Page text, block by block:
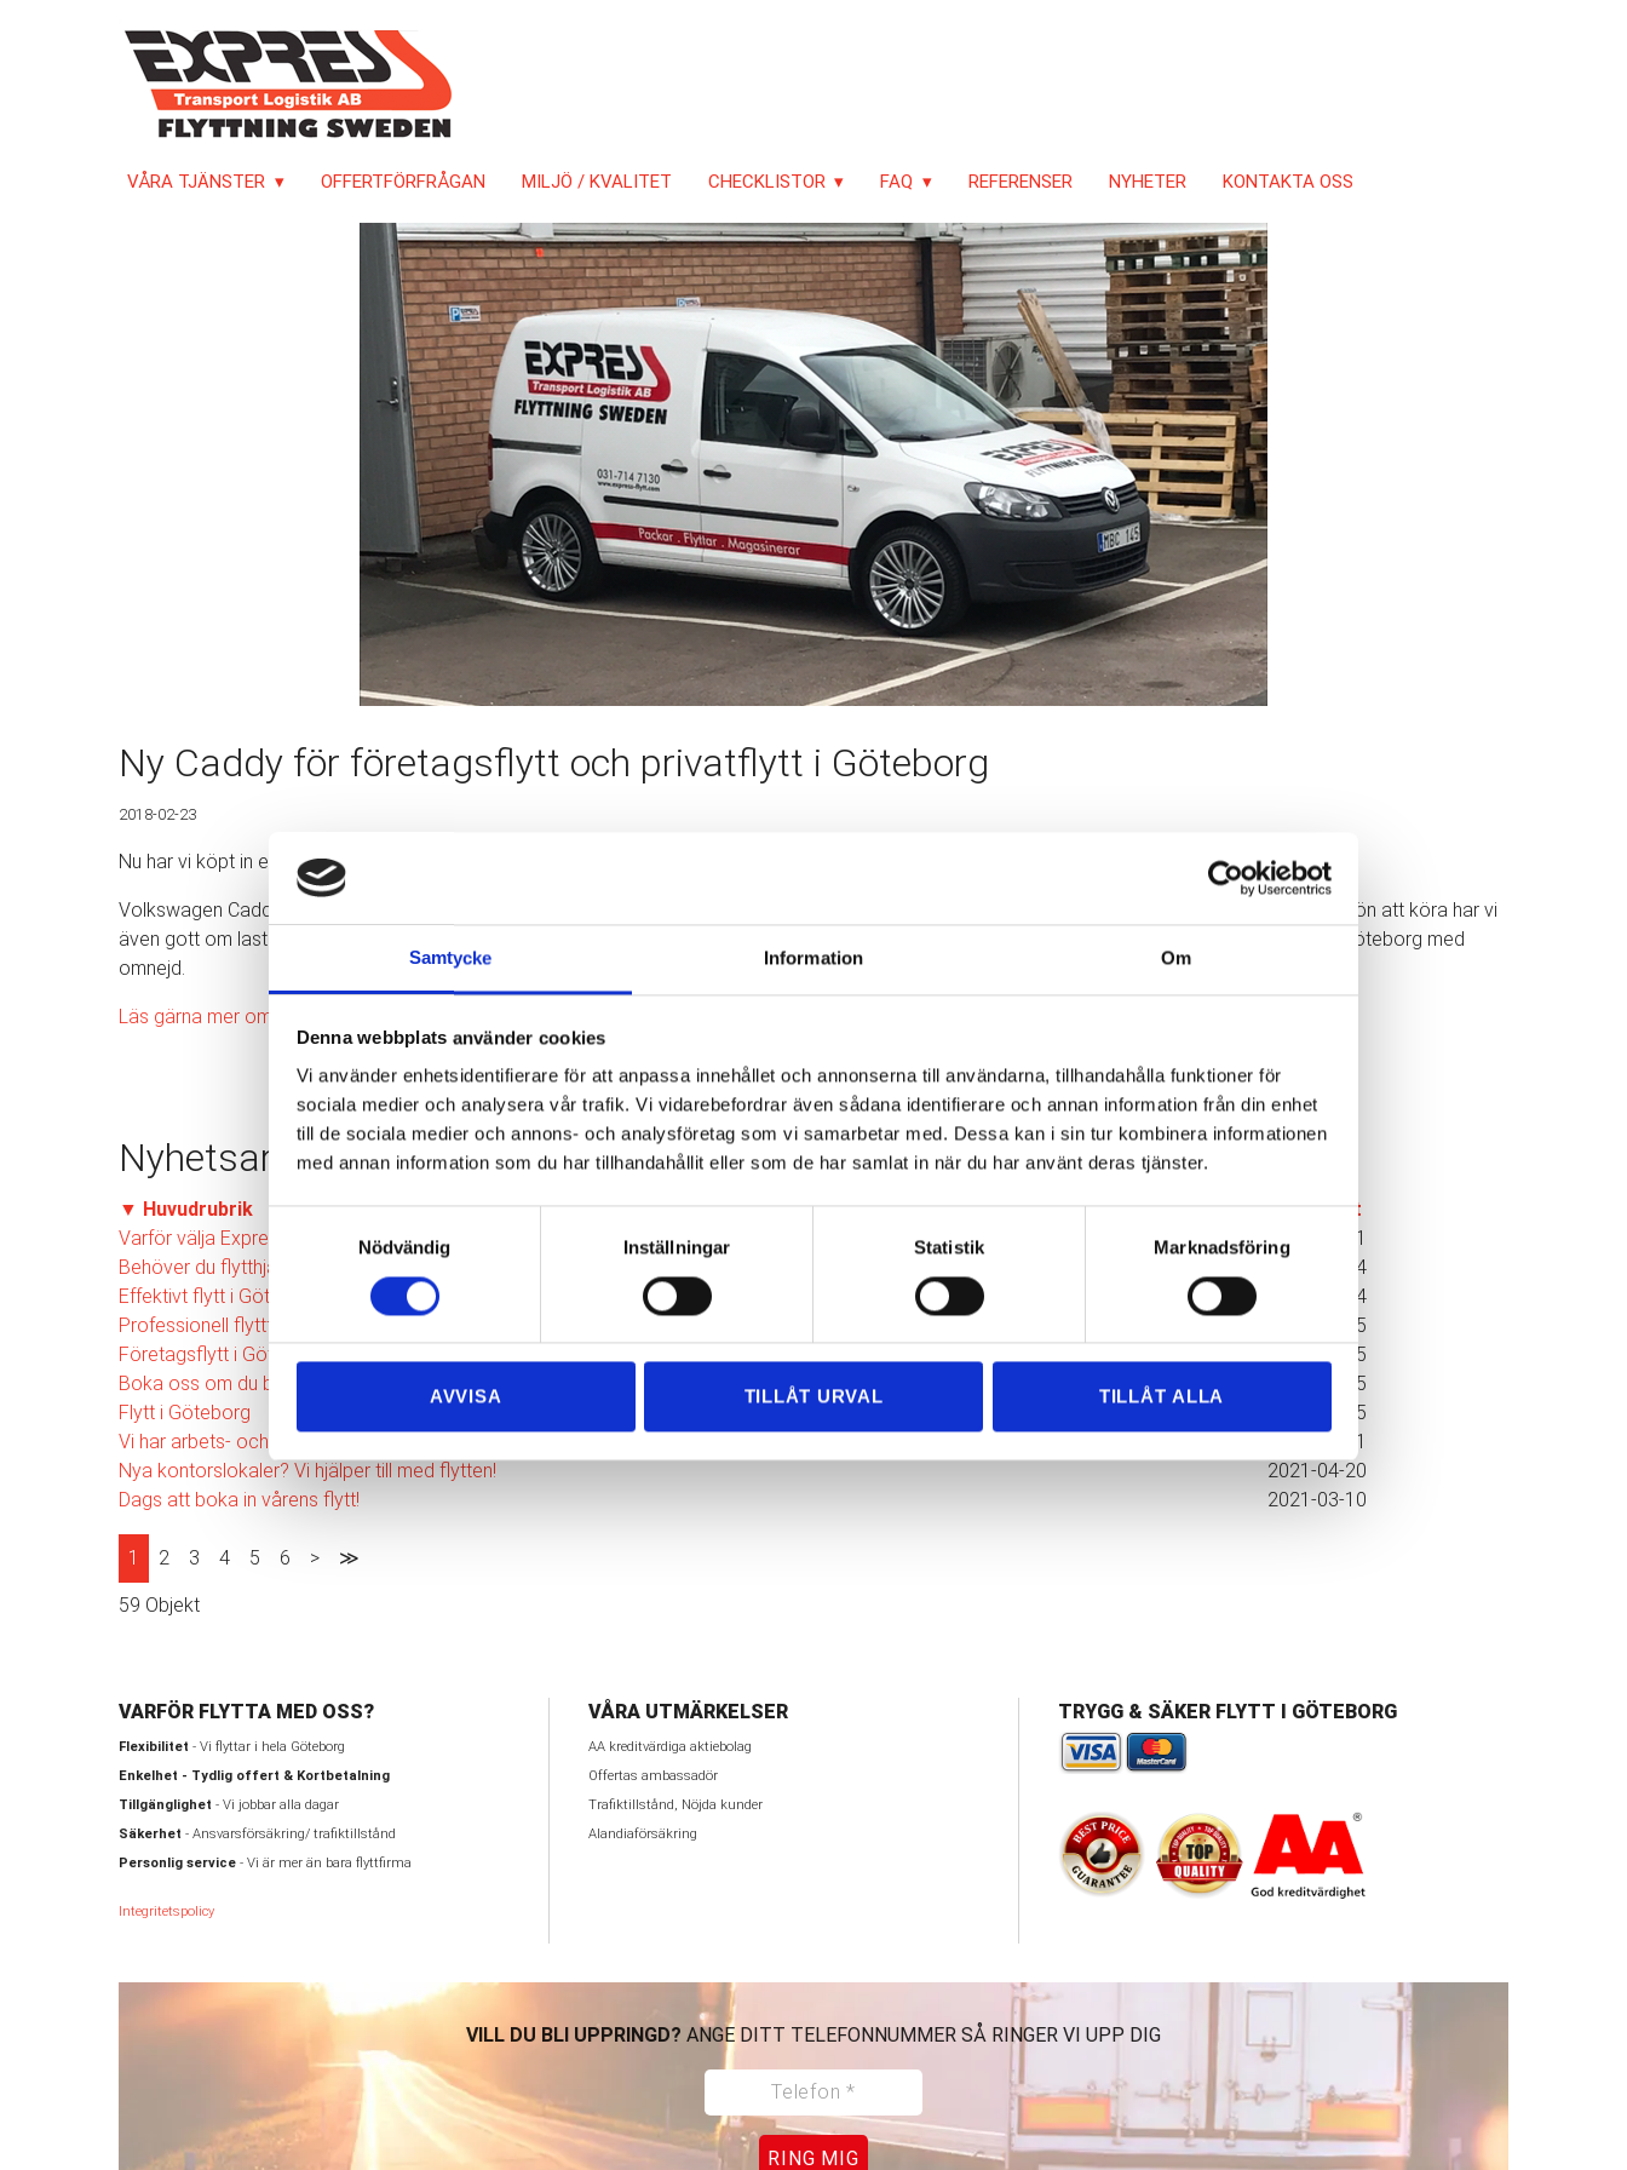
Samtycke Information Om
Denna webbplats använder cookies
Vi använder enhetsidentifierare för att anpassa innehållet och annonserna till användarna, tillhandahålla funktioner för
sociala medier och analysera vår trafik. Vi vidarebefordrar även sådana identifierare och annan information från din enhet
till de sociala medier och annons- och analysföretag som vi samarbetar med. Dessa kan i sin tur kombinera informationen
med annan information som du har tillhandahållit eller som de har samlat in när du har använt deras tjänster.
Nödvändig
Inställningar Statistik Marknadsföring
AVVISA TILLÅT URVAL TILLÅT ALLA
VÅRA TJÄNSTER OFFERTFÖRFRÅGAN MILJÖ / KVALITET CHECKLISTOR FAQ REFERENSER NYHETER KONTAKTA OSS
Ny Caddy för företagsflytt och privatflytt i Göteborg
2018-02-23
Nu har vi köpt in en ny VW Caddy för företag och privat besiktning.
Volkswagen Caddy är en av Sverige mest köpta transportbilar, därför är vi glada att vi kunnat lägga till denna bland våra bilar. Förutom att den är skön att köra har vi
även gott om lastutrymme vilket är passande i vår bransch. Allt för att underlätta när vi hjälper våra kunder att flytta, flyttstäda eller flyttpackning i Göteborg med
omnejd.
Läs gärna mer om våra tjänster inom flyttstädningar
Nyhetsarkiv
▼ Huvudrubrik
Publicerat
Varför välja Express Flyttning?
2024-10-11
Behöver du flytthjälp?
2024-10-04
Effektivt flytt i Göteborg
2022-01-14
Professionell flyttfirma i Göteborg
2021-11-15
Företagsflytt i Göteborg
2021-09-15
Boka oss om du behöver hjälp med flyttstäd i Göteborg!
2021-07-15
Flytt i Göteborg
2021-06-15
Vi har arbets- och miljöpolicy!
2021-05-21
Nya kontorslokaler? Vi hjälper till med flytten!
2021-04-20
Dags att boka in vårens flytt!
2021-03-10
1 2 3 4 5 6 > ≫
59 Objekt
VARFÖR FLYTTA MED OSS?
Flexibilitet - Vi flyttar i hela Göteborg
Enkelhet - Tydlig offert & Kortbetalning
Tillgänglighet - Vi jobbar alla dagar
Säkerhet - Ansvarsförsäkring/ trafiktillstånd
Personlig service- Vi är mer än bara flyttfirma
Integritetspolicy
VÅRA UTMÄRKELSER
AA kreditvärdiga aktiebolag
Offertas ambassadör
Trafiktillstånd, Nöjda kunder
Alandiaförsäkring
TRYGG & SÄKER FLYTT I GÖTEBORG
VILL DU BLI UPPRINGD? ANGE DITT TELEFONNUMMER SÅ RINGER VI UPP DIG
RING MIG